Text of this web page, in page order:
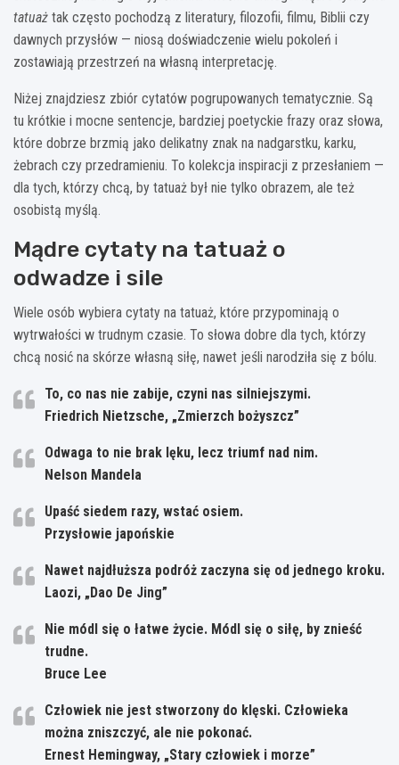
tatuaż tak często pochodzą z literatury, filozofii, filmu, Biblii czy
dawnych przysłów — niosą doświadczenie wielu pokoleń i
zostawiają przestrzeń na własną interpretację.
Niżej znajdziesz zbiór cytatów pogrupowanych tematycznie. Są
tu krótkie i mocne sentencje, bardziej poetyckie frazy oraz słowa,
które dobrze brzmią jako delikatny znak na nadgarstku, karku,
żebrach czy przedramieniu. To kolekcja inspiracji z przesłaniem —
dla tych, którzy chcą, by tatuaż był nie tylko obrazem, ale też
osobistą myślą.
Mądre cytaty na tatuaż o
odwadze i sile
Wiele osób wybiera cytaty na tatuaż, które przypominają o
wytrwałości w trudnym czasie. To słowa dobre dla tych, którzy
chcą nosić na skórze własną siłę, nawet jeśli narodziła się z bólu.
To, co nas nie zabije, czyni nas silniejszymi.
Friedrich Nietzsche, „Zmierzch bożyszcz”
Odwaga to nie brak lęku, lecz triumf nad nim.
Nelson Mandela
Upaść siedem razy, wstać osiem.
Przysłowie japońskie
Nawet najdłuższa podróż zaczyna się od jednego kroku.
Laozi, „Dao De Jing”
Nie módl się o łatwe życie. Módl się o siłę, by znieść
trudne.
Bruce Lee
Człowiek nie jest stworzony do klęski. Człowieka
można zniszczyć, ale nie pokonać.
Ernest Hemingway, „Stary człowiek i morze”